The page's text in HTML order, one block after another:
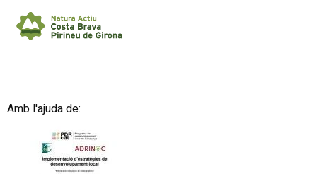
Amb l'ajuda de: